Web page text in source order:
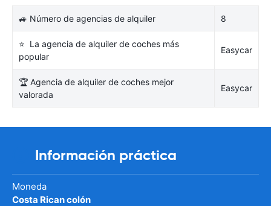
🚙 Número de agencias de alquiler 8
⭐ La agencia de alquiler de coches más
popular
Easycar
🏆 Agencia de alquiler de coches mejor
valorada
Easycar
Información práctica
Moneda
Costa Rican colón